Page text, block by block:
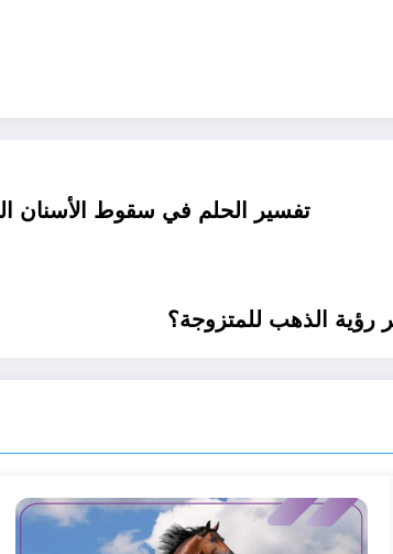
تفسير الحلم في سقوط الأسنان
رؤية الذهب للمتزوجة؟